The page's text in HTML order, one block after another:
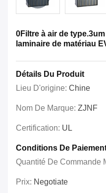
0Filtre à air de
laminaire de matériau
Détails Du Produit
Lieu D'origine: Chine
Nom De Marque: ZJNF
Certification: UL
Conditions De
Quantité De Commande
Prix: Negotiate